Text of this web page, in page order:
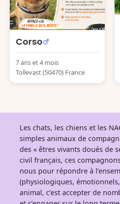
Corso
7 ans et 4 mois
Tollevast (50470) France
Les chats, les chiens et les
simples animaux de
des « êtres vivants doués de
civil français, ces
nous pour répondre à
(physiologiques,
animal, c’est accepter de